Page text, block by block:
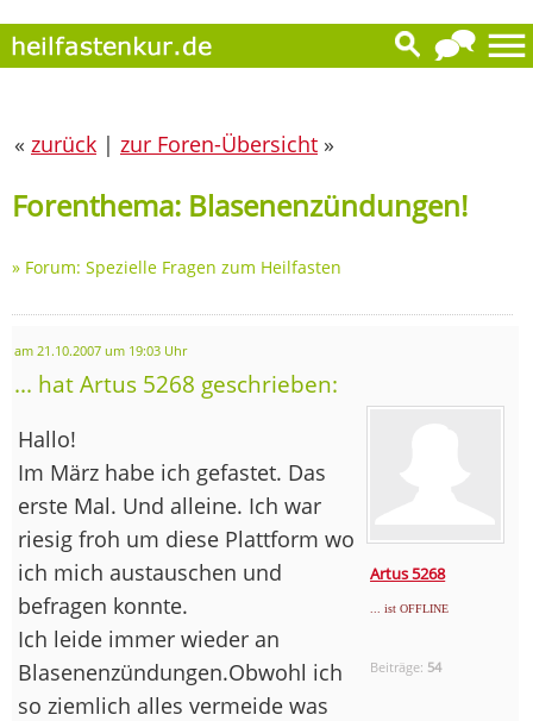
« zurück | zur Foren-Übersicht »
Forenthema: Blasenenzündungen!
» Forum: Spezielle Fragen zum Heilfasten
am 21.10.2007 um 19:03 Uhr
... hat Artus 5268 geschrieben:
Artus 5268
... ist OFFLINE
Beiträge: 54
Hallo!
Im März habe ich gefastet. Das
erste Mal. Und alleine. Ich war
riesig froh um diese Plattform wo
ich mich austauschen und
befragen konnte.
Ich leide immer wieder an
Blasenenzündungen.Obwohl ich
so ziemlich alles vermeide was